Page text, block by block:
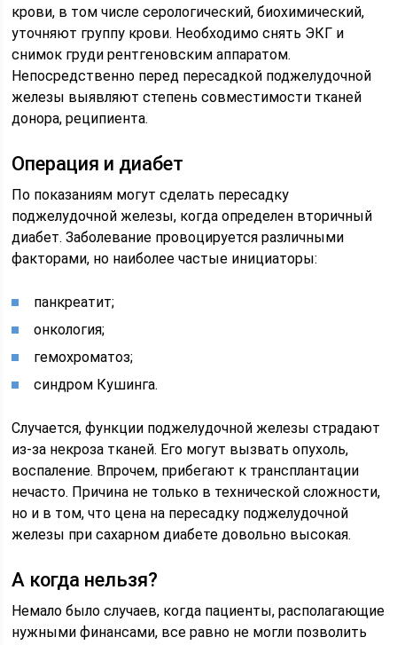
крови, в том числе серологический, биохимический,
уточняют группу крови. Необходимо снять ЭКГ и
снимок груди рентгеновским аппаратом.
Непосредственно перед пересадкой поджелудочной
железы выявляют степень совместимости тканей
донора, реципиента.
Операция и диабет
По показаниям могут сделать пересадку
поджелудочной железы, когда определен вторичный
диабет. Заболевание провоцируется различными
факторами, но наиболее частые инициаторы:
панкреатит;
онкология;
гемохроматоз;
синдром Кушинга.
Случается, функции поджелудочной железы страдают
из-за некроза тканей. Его могут вызвать опухоль,
воспаление. Впрочем, прибегают к трансплантации
нечасто. Причина не только в технической сложности,
но и в том, что цена на пересадку поджелудочной
железы при сахарном диабете довольно высокая.
А когда нельзя?
Немало было случаев, когда пациенты, располагающие
нужными финансами, все равно не могли позволить